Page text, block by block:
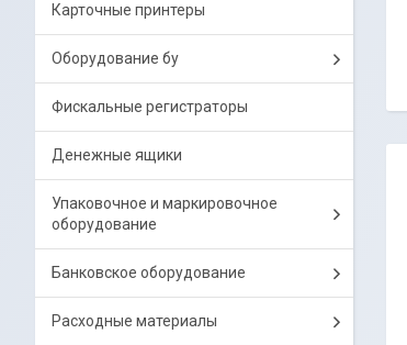
Карточные принтеры
Оборудование бу
Фискальные регистраторы
Денежные ящики
Упаковочное и маркировочное
оборудование
Банковское оборудование
Расходные материалы